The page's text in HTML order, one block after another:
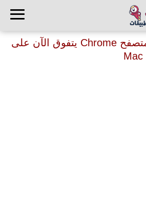
جوجل تصرح بأن متصفح Chrome يتفوق الآن على